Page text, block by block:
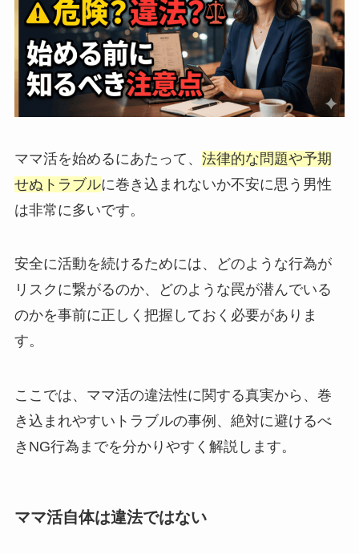
ママ活を始めるにあたって、 法律的な問題や予期
せぬトラブルに巻き込まれないか不安に思う男性
は非常に多いです。
安全に活動を続けるためには、どのような行為が
リスクに繋がるのか、どのような罠が潜んでいる
のかを事前に正しく把握しておく必要がありま
す。
ここでは、ママ活の違法性に関する真実から、巻
き込まれやすいトラブルの事例、絶対に避けるべ
きNG行為までを分かりやすく解説します。
ママ活自体は違法ではない